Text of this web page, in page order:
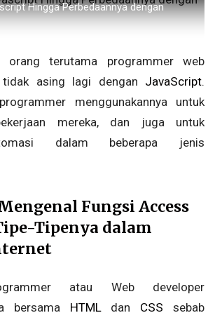
Hingga Perbedaannya dengan
orang terutama programmer web
asing lagi dengan JavaScript.
menggunakannya untuk
mereka, dan juga untuk
dalam beberapa jenis
Fungsi Access
Tipenya dalam
atau Web developer
bersama HTMLdan CSS sebab